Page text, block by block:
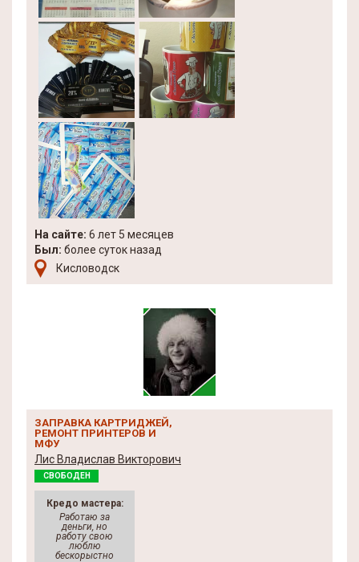
На сайте: 6 лет 5 месяцев
Был: более суток назад
Кисловодск
ЗАПРАВКА КАРТРИДЖЕЙ,
РЕМОНТ ПРИНТЕРОВ И
МФУ
Лис Владислав Викторович
СВОБОДЕН
Кредо мастера:
Работаю за
деньги, но
работу свою
люблю
бескорыстно